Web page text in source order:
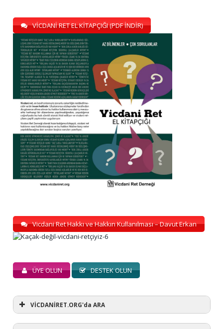
VİCDANİ RET EL KİTAPÇIĞI (PDF İNDİR)
Vicdani Ret Hakkı ve Hakkın Kullanılması – Davut Erkan
ÜYE OLUN DESTEK OLUN
VİCDANİRET.ORG'da ARA